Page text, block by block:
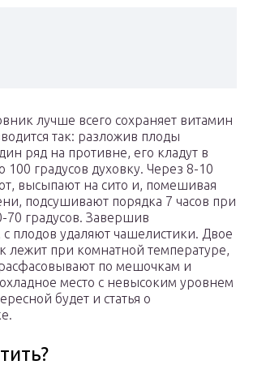
лучше всего сохраняет витамин
так: разложив плоды
ряд на противне, его кладут в
100 градусов духовку. Через 8-10
высыпают на сито и, помешивая
подсушивают порядка 7 часов при
70 градусов. Завершив
плодов удаляют чашелистики. Двое
лежит при комнатной температуре,
расфасовывают по мешочкам и
место с невысоким уровнем
будет и статья о